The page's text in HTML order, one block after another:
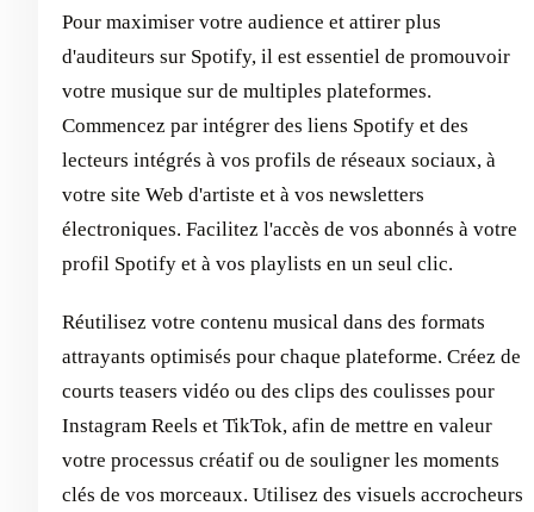
Pour maximiser votre audience et attirer plus
d'auditeurs sur Spotify, il est essentiel de promouvoir
votre musique sur de multiples plateformes.
Commencez par intégrer des liens Spotify et des
lecteurs intégrés à vos profils de réseaux sociaux, à
votre site Web d'artiste et à vos newsletters
électroniques. Facilitez l'accès de vos abonnés à votre
profil Spotify et à vos playlists en un seul clic.
Réutilisez votre contenu musical dans des formats
attrayants optimisés pour chaque plateforme. Créez de
courts teasers vidéo ou des clips des coulisses pour
Instagram Reels et TikTok, afin de mettre en valeur
votre processus créatif ou de souligner les moments
clés de vos morceaux. Utilisez des visuels accrocheurs